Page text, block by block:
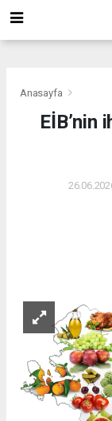
Anasayfa
EİB’nin